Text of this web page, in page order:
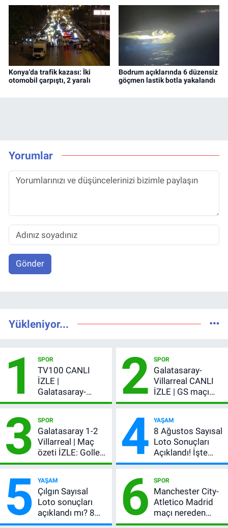
Konya'da trafik kazası: İki
otomobil çarpıştı, 2 yaralı
Bodrum açıklarında 6 düzensiz
göçmen lastik botla yakalandı
Yorumlar
Gönder
Yükleniyor...
1 SPOR
TV100 CANLI
İZLE |
Galatasaray-
Villarreal maçı
şifresiz canlı yayın
2 SPOR
Galatasaray-
Villarreal CANLI
İZLE | GS maçı
hangi kanalda,
3 SPOR
Galatasaray 1-2
Villarreal | Maç
özeti İZLE: Goller
peş peşe geldi,
kırmızı kart gördü!
4 YAŞAM
8 Ağustos Sayısal
Loto Sonuçları
Açıklandı! İşte
Kazandıran 6
5 YAŞAM
Çılgın Sayısal
Loto sonuçları
açıklandı mı? 8
Ağustos 2026
6 SPOR
Manchester City-
Atletico Madrid
maçı nereden
izlenir?